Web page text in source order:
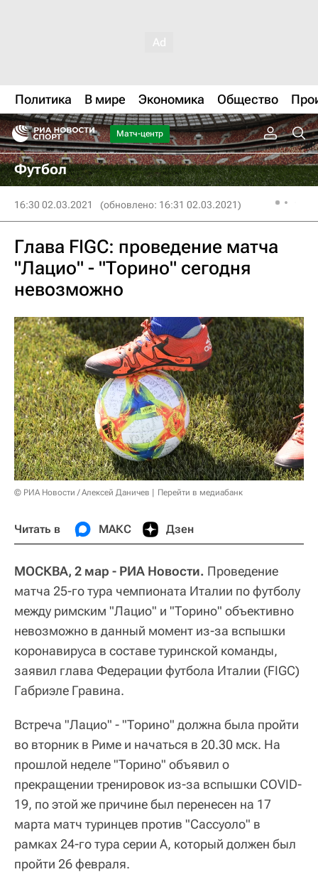
Политика В мире Экономика Общество
Матч-центр
Футбол
16:30 02.03.2021 (обновлено: 16:31 02.03.2021)
Глава FIGC: проведение матча
"Лацио" - "Торино" сегодня
невозможно
© РИА Новости / Алексей Даничев Перейти в медиабанк
Читать в МАКС Дзен
МОСКВА, 2 мар - РИА Новости. Проведение
матча 25-го тура чемпионата Италии по футболу
между римским "Лацио" и "Торино" объективно
невозможно в данный момент из-за вспышки
коронавируса в составе туринской команды,
заявил глава Федерации футбола Италии (FIGC)
Габриэле Гравина.
Встреча "Лацио" - "Торино" должна была пройти
во вторник в Риме и начаться в 20.30 мск. На
прошлой неделе "Торино" объявил о
прекращении тренировок из-за вспышки COVID-
19, по этой же причине был перенесен на 17
марта матч туринцев против "Сассуоло" в
рамках 24-го тура серии А, который должен был
пройти 26 февраля.